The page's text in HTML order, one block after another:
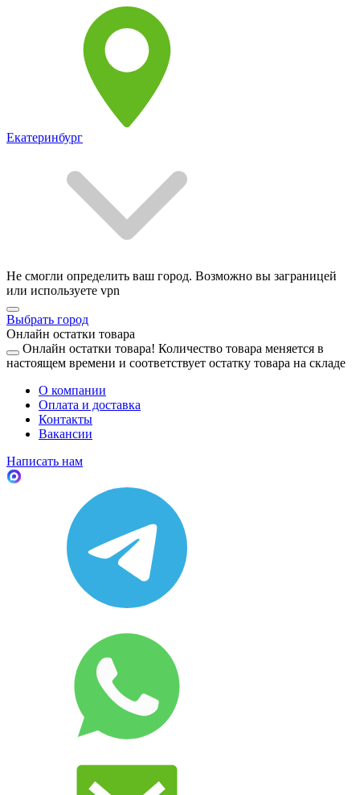
Екатеринбург
Не смогли определить ваш город. Возможно вы заграницей
или используете vpn
Выбрать город
Онлайн остатки товара
Онлайн остатки товара! Количество товара меняется в
настоящем времени и соответствует остатку товара на складе
О компании
Оплата и доставка
Контакты
Вакансии
Написать нам